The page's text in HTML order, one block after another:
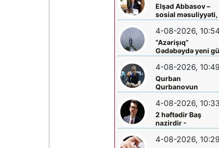
Elşad Abbasov –
sosial məsuliyyəti,
xeyriyyəçiliyi və
dəyərlərə bağlılığı
ilə seçilən nüfuzlu
rəhbər
4-08-2026,
“Azərişıq”
Gədəbəydə yeni
mərkəzləri
quraşdırdı
4-08-2026, 10:49
Qurban
Qurbanovun
mətbuat konfransı
Bakıda olacaq
4-08-2026, 10:33
2 həftədir Baş
nazirdir -
Məzuniyyətə çıxır
4-08-2026, 10:29